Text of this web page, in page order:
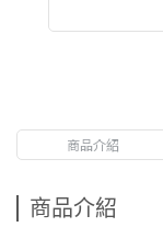
商品介紹
商品介紹